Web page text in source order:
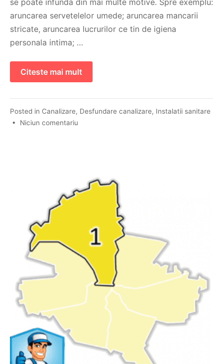
aruncarea servetelelor umede; aruncarea mancarii
stricate, aruncarea lucrurilor ce tin de igiena
personala intima; …
Citeste mai mult
Posted in Canalizare, Desfundare canalizare, Instalatii sanitare
• Niciun comentariu